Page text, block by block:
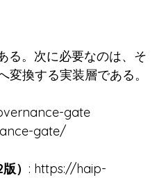
る。次に必要なのは、そ
換する実装層である。
gate
gate/
） : https://haip-